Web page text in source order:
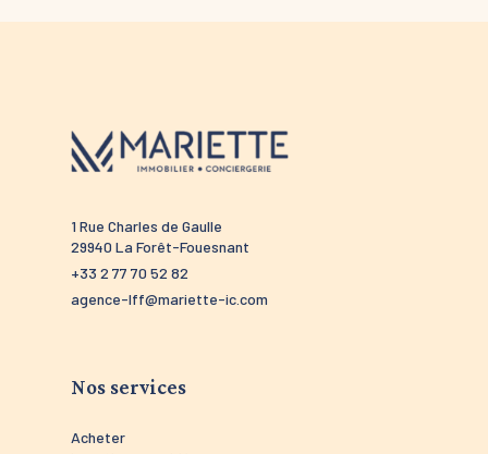
1 Rue Charles de Gaulle
29940 La Forêt-Fouesnant
+33 2 77 70 52 82
agence-lff@mariette-ic.com
Nos services
Acheter